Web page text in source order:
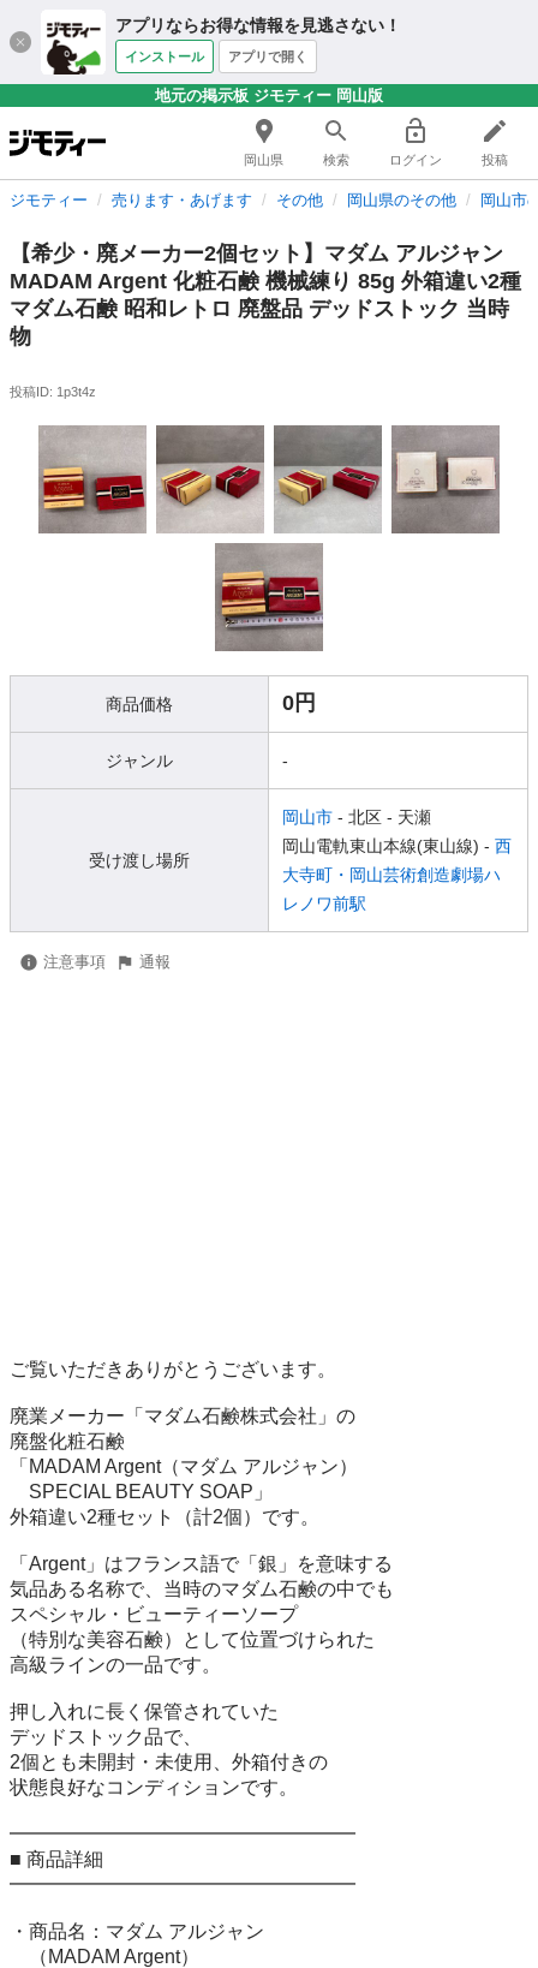
アプリならお得な情報を見逃さない！
インストール アプリで開く
地元の掲示板 ジモティー 岡山版
岡山県 検索 ログイン 投稿
ジモティー 売ります・あげます その他 岡山県のその他 岡山市
【希少・廃メーカー2個セット】マダム アルジャン
MADAM Argent 化粧石鹸 機械練り 85g 外箱違い2種
マダム石鹸 昭和レトロ 廃盤品 デッドストック 当時
物
投稿ID: 1p3t4z
商品価格 0円
ジャンル -
受け渡し場所
岡山市 - 北区 - 天瀬
岡山電軌東山本線(東山線) - 西
大寺町・岡山芸術創造劇場ハ
レノワ前駅
注意事項 通報
ご覧いただきありがとうございます。
廃業メーカー「マダム石鹸株式会社」の
廃盤化粧石鹸
「MADAM Argent（マダム アルジャン）
SPECIAL BEAUTY SOAP」
外箱違い2種セット（計2個）です。
「Argent」はフランス語で「銀」を意味する
気品ある名称で、当時のマダム石鹸の中でも
スペシャル・ビューティーソープ
（特別な美容石鹸）として位置づけられた
高級ラインの一品です。
押し入れに長く保管されていた
デッドストック品で、
2個とも未開封・未使用、外箱付きの
状態良好なコンディションです。
━━━━━━━━━━━━━━━━━━
■ 商品詳細
━━━━━━━━━━━━━━━━━━
・商品名：マダム アルジャン
（MADAM Argent）